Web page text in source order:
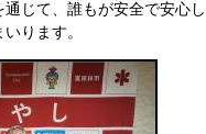
じて、誰もが安全で安心し
ります。